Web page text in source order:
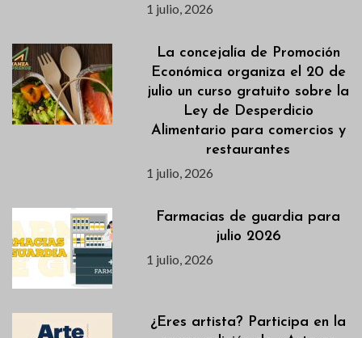
1 julio, 2026
La concejalía de Promoción
Económica organiza el 20 de
julio un curso gratuito sobre la
Ley de Desperdicio
Alimentario para comercios y
restaurantes
1 julio, 2026
Farmacias de guardia para
julio 2026
1 julio, 2026
¿Eres artista? Participa en la